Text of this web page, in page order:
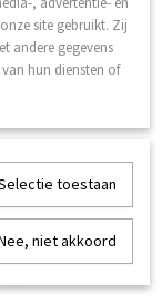
site gebruikt. Zij
andere gegevens
hun diensten of
toestaan
niet akkoord